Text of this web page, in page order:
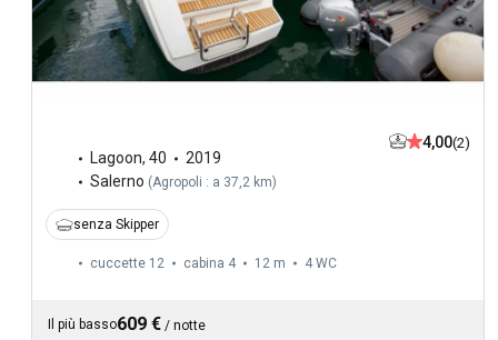
Lagoon, 40
2019
Salerno (Agropoli : a 37,2 km)
4,00(2)
senza Skipper
cuccette 12 cabina 4 12 m 4 WC
Il più basso609 € / notte